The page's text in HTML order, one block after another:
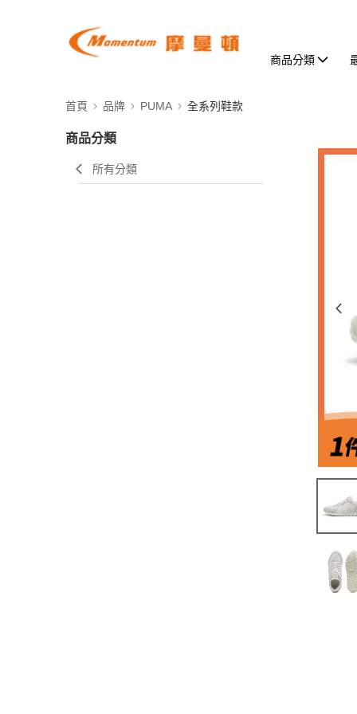
商品分類
首頁 品牌 PUMA 全系列鞋款
商品分類
所有分類